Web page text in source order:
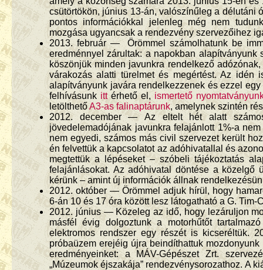
csütörtökön, június 13-án, valószínűleg a délutáni
pontos információkkal jelenleg még nem
mozgása ugyancsak a rendezvény szervezőihez
2013. február — Örömmel számolhatunk be
eredménnyel zárultak: a napokban
köszönjük minden javunkra rendelkező
várakozás alatti türelmet és megértést. Az idén
alapítványunk javára rendelkezzenek és ezzel
felhívásunkittérhető el,ismertető
letölthetőA3-as falinaptárunk, amelynek szintén
2012. december — Az eltelt hét alatt
jövedelemadójának javunkra felajánlott 1%-a
nem egyedi, számos más civil szervezet került
én felvettük a kapcsolatot az adóhivatallal és
megtettük a lépéseket – szóbeli tájékoztatás
felajánlásokat. Az adóhivatal döntése a közelgő
kérünk – amint új információk állnak
2012. október — Örömmel adjuk hírül, hogy
6-án 10 és 17 óra között lesz látogatható a G.
2012. június — Közeleg az idő, hogy lezáruljon
másfél évig dolgoztunk a motorhűtőt
elektromos rendszer egy részét is kicseréltük.
próbaüzem erejéig újra beindíthattuk
eredményeinket: a MÁV-Gépészet Zrt.
„Múzeumok éjszakája” rendezvénysorozathoz. A